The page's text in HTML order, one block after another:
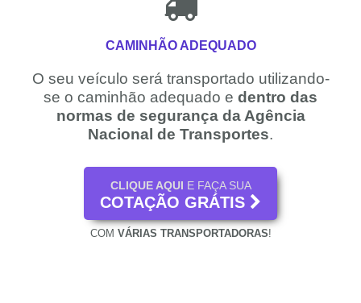
CAMINHÃO ADEQUADO
O seu veículo será transportado utilizando-
se o caminhão adequado e dentro das
normas de segurança da Agência
Nacional de Transportes.
CLIQUE AQUI E FAÇA SUA
COTAÇÃO GRÁTIS
COM VÁRIAS TRANSPORTADORAS!